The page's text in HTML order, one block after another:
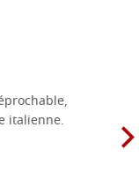
italienne.